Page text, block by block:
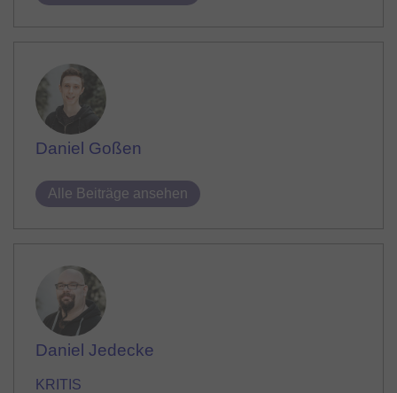
Daniel Goßen
Alle Beiträge ansehen
Daniel Jedecke
KRITIS